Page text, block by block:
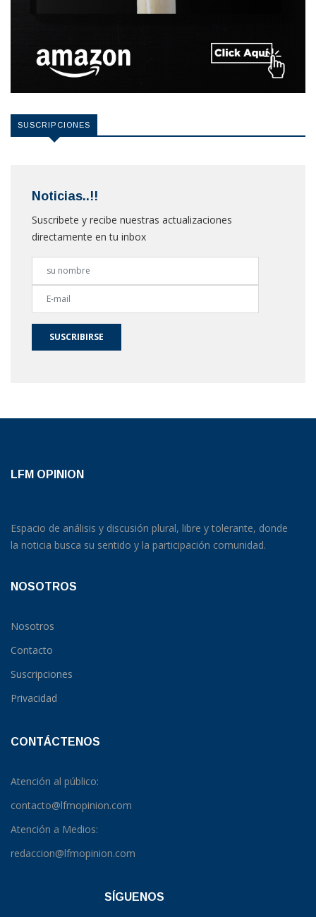
SUSCRIPCIONES
Noticias..!!
Suscribete y recibe nuestras actualizaciones
directamente en tu inbox
SUSCRIBIRSE
LFM OPINION
Espacio de análisis y discusión plural, libre y tolerante, donde
la noticia busca su sentido y la participación comunidad.
NOSOTROS
Nosotros
Contacto
Suscripciones
Privacidad
CONTÁCTENOS
Atención al público:
contacto@lfmopinion.com
Atención a Medios:
redaccion@lfmopinion.com
SÍGUENOS